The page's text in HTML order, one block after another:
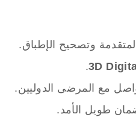
وتصحيح الإطباق.
.
مع المرضى الدوليين.
طويل الأمد.